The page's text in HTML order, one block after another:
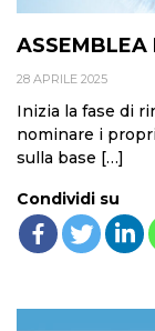
28 APRILE 2025
Inizia la fase di
nominare i
sulla base […]
Condividi su